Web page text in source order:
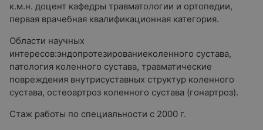
к.м.н. доцент кафедры травматологии и ортопедии,
первая врачебная квалификационная категория.
Области научных
интересов:эндопротезированиеколенного сустава,
патология коленного сустава, травматические
повреждения внутрисуставных структур коленного
сустава, остеоартроз коленного сустава (гонартроз).
Стаж работы по специальности с 2000 г.